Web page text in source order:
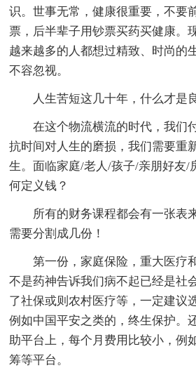
识。世事无常，健康很重要，不要
票，后半辈子用钞票买药买健康。
越来越多的人都想过精致、时尚的
不容忽视。
人生苦短这几十年，什么才是
在这个物流横流的时代，我们
抗时间对人生的磨损，我们需要重
生。面临家庭/老人/孩子/亲朋好友/
何定义钱？
所有的财务课程都会有一张表
需要分割成几份！
第一份，家庭保险，重大医疗
不是药神告诉我们病不起已经是社
了社保或则农村医疗等，一定建议
例如中国平安之类的，终生保护。
助平台上，每个月费用比较小，例
筹等平台。